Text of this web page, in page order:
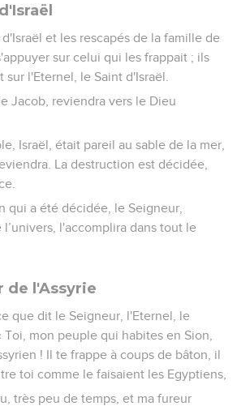
et les rescapés de la famille de
sur celui qui les frappait ; ils
l'Eternel, le Saint d'Israël.
Jacob, reviendra vers le Dieu
Israël, était pareil au sable de la mer,
La destruction est décidée,
qui a été décidée, le Seigneur,
l'accomplira dans tout le
de l'Assyrie
que dit le Seigneur, l'Eternel, le
Toi, mon peuple qui habites en Sion,
! Il te frappe à coups de bâton, il
toi comme le faisaient les Egyptiens,
très peu de temps, et ma fureur